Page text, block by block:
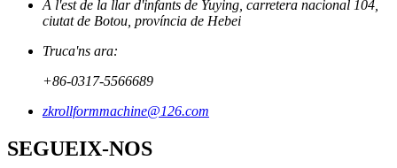
A l'est de la llar d'infants de Yuying, carretera nacional 104,
ciutat de Botou, província de Hebei
Truca'ns ara:
+86-0317-5566689
zkrollformmachine@126.com
SEGUEIX-NOS